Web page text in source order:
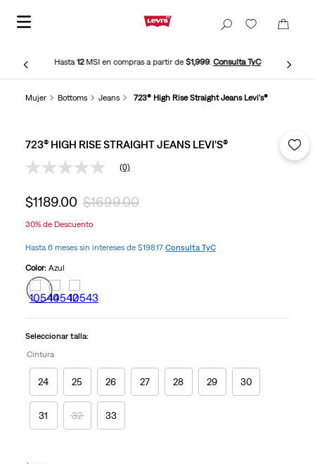
Hasta12MSI en compras a partir de$1,999.Consulta TyC
Mujer Bottoms Jeans 723® High Rise Straight Jeans Levi's®
723® HIGH RISE STRAIGHT JEANS LEVI'S®
Sin
Enlace
en
misma
(0)
$1189.00 $1699.00
30%de Descuento
Hasta 6 meses sin intereses de $198.17 Consulta TyC
Color: Azul
Seleccionar talla:
Cintura
24 25 26 27 28 29 30
31 32 33